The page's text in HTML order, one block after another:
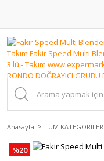
Anasayfa TÜM KATEGORİLER
%20